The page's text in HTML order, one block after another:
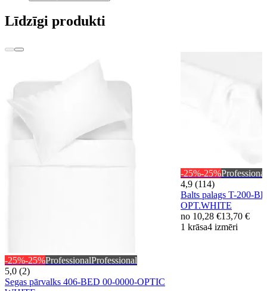
Līdzīgi produkti
-25%-25%ProfessionalProfessional
5,0 (2)
Segas pārvalks 406-BED 00-0000-OPTIC
-25%-25%Professional
4,9 (114)
Balts palags T-200-
OPT.WHITE
no 10,28 €13,70 €
1 krāsa4 izmēri